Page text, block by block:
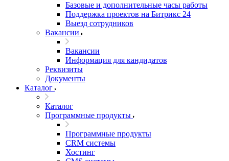
Базовые и дополнительные часы работы
Поддержка проектов на Битрикс 24
Выезд сотрудников
Вакансии
Вакансии
Информация для кандидатов
Реквизиты
Документы
Каталог
Каталог
Программные продукты
Программные продукты
CRM системы
Хостинг